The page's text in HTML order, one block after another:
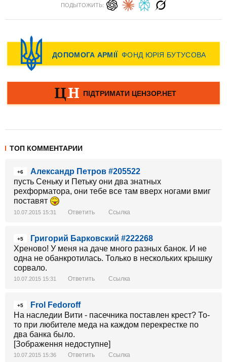
ПОДЫТОЖИТЬ:
ТОП КОММЕНТАРИИ
+6
Александр Петров #205522
пусть Сеньку и Петьку они два знатных
рехформатора, они тебе все там вверх ногами вмиг
поставят
10.07.2015 15:31 Ответить Ссылка
+5
Григорий Барковский #222268
Хреново! У меня на даче много разных банок. И не
одна не обанкротилась. Только в нескольких крышку
сорвало.
10.07.2015 15:31 Ответить Ссылка
+5
Frol Fedoroff
На наследии Вити - пасечника поставлен крест? То-
то при любителе меда на каждом перекрестке по
два банка было.
[Зображення недоступне]
10.07.2015 15:36 Ответить Ссылка